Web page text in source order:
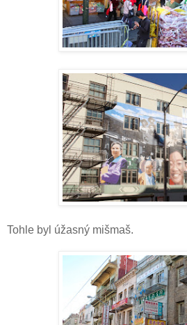
Tohle byl úžasný mišmaš.